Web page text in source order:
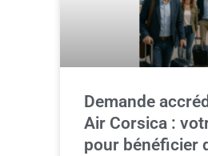
Demande
Air Corsica :
pour bénéficier